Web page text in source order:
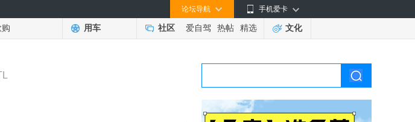
手机爱卡
论坛导航
用车 社区 爱自驾 热帖 精选 文化